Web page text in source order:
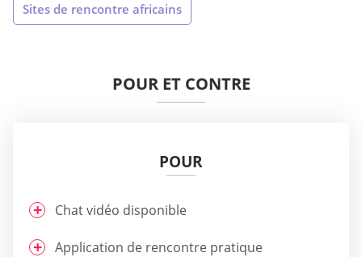
Sites de rencontre africains
POUR ET CONTRE
POUR
Chat vidéo disponible
Application de rencontre pratique